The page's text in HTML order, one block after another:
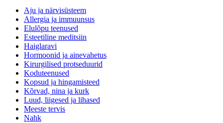
Aju ja närvisüsteem
Allergia ja immuunsus
Elulõpu teenused
Esteetiline meditsiin
Haiglaravi
Hormoonid ja ainevahetus
Kirurgilised protseduurid
Koduteenused
Kopsud ja hingamisteed
Kõrvad, nina ja kurk
Luud, liigesed ja lihased
Meeste tervis
Nahk